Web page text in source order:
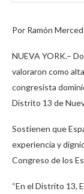
Por Ramón
NUEVA YORK.–
valoraron como
congresista
Distrito 13 de
Sostienen que
experiencia y
Congreso de los
“En el Distrito 13,